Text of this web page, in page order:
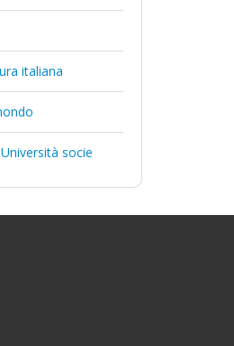
italiana
socie